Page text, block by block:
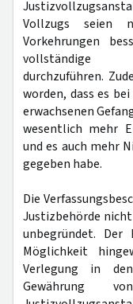
Vollzugs seien
Vorkehrungen
vollständige
durchzuführen.
worden, dass es
erwachsenen
wesentlich mehr
und es auch mehr
gegeben habe.
Die
Justizbehörde
unbegründet. Der
Möglichkeit
Verlegung in
Gewährung